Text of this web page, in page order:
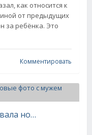
как относится к
от предыдущих
за ребёнка. Это
Комментировать
Аида Гарифуллина опубликовала новые фото с мужем Алексеем Воробьёвым